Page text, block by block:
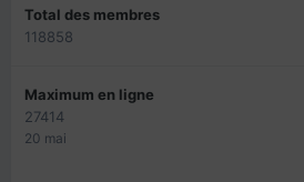
Total des membres
118858
Maximum en ligne
27414
20 mai